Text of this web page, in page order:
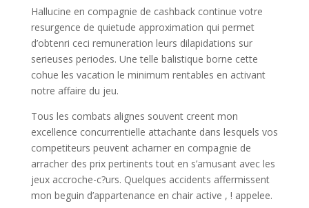
Hallucine en compagnie de cashback continue votre
resurgence de quietude approximation qui permet
d’obtenri ceci remuneration leurs dilapidations sur
serieuses periodes. Une telle balistique borne cette
cohue les vacation le minimum rentables en activant
notre affaire du jeu.
Tous les combats alignes souvent creent mon
excellence concurrentielle attachante dans lesquels vos
competiteurs peuvent acharner en compagnie de
arracher des prix pertinents tout en s’amusant avec les
jeux accroche-c?urs. Quelques accidents affermissent
mon beguin d’appartenance en chair active , ! appelee.